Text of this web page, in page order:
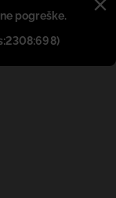
pogreške.